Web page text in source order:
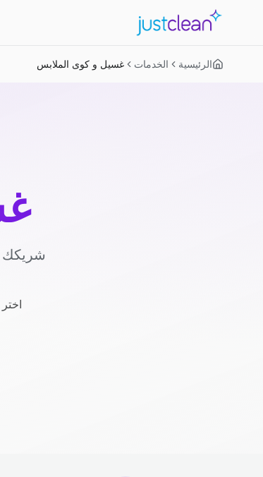
الرئيسية الخدمات غسيل و كوى الملابس
شريكك